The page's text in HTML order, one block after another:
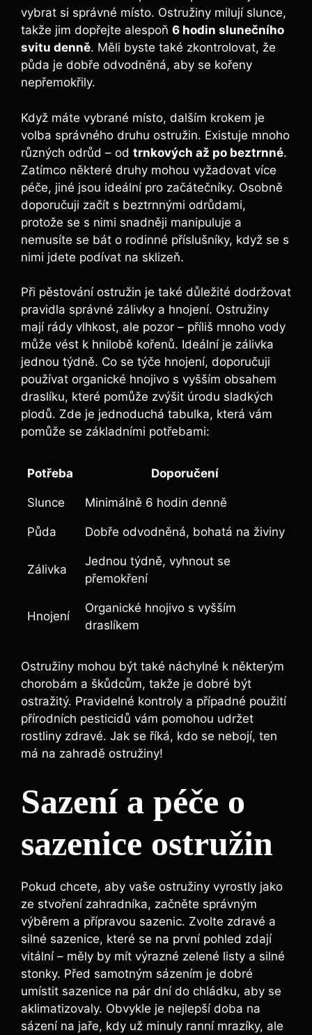
vybrat si správné místo. Ostružiny milují slunce,
takže jim dopřejte alespoň 6 hodin slunečního
svitu denně. Měli byste také zkontrolovat, že
půda je dobře odvodněná, aby se kořeny
nepřemokřily.
Když máte vybrané místo, dalším krokem je
volba správného druhu ostružin. Existuje mnoho
různých odrůd – od trnkových až po beztrnné.
Zatímco některé druhy mohou vyžadovat více
péče, jiné jsou ideální pro začátečníky. Osobně
doporučuji začít s beztrnnými odrůdami,
protože se s nimi snadněji manipuluje a
nemusíte se bát o rodinné příslušníky, když se s
nimi jdete podívat na sklizeň.
Při pěstování ostružin je také důležité dodržovat
pravidla správné zálivky a hnojení. Ostružiny
mají rády vlhkost, ale pozor – příliš mnoho vody
může vést k hnilobě kořenů. Ideální je zálivka
jednou týdně. Co se týče hnojení, doporučuji
používat organické hnojivo s vyšším obsahem
draslíku, které pomůže zvýšit úrodu sladkých
plodů. Zde je jednoduchá tabulka, která vám
pomůže se základními potřebami:
Potřeba Doporučení
Slunce Minimálně 6 hodin denně
Půda Dobře odvodněná, bohatá na živiny
Zálivka
Jednou týdně, vyhnout se
přemokření
Hnojení
Organické hnojivo s vyšším
draslíkem
Ostružiny mohou být také náchylné k některým
chorobám a škůdcům, takže je dobré být
ostražitý. Pravidelné kontroly a případné použití
přírodních pesticidů vám pomohou udržet
rostliny zdravé. Jak se říká, kdo se nebojí, ten
má na zahradě ostružiny!
Sazení a péče o
sazenice ostružin
Pokud chcete, aby vaše ostružiny vyrostly jako
ze stvoření zahradníka, začněte správným
výběrem a přípravou sazenic. Zvolte zdravé a
silné sazenice, které se na první pohled zdají
vitální – měly by mít výrazné zelené listy a silné
stonky. Před samotným sázením je dobré
umístit sazenice na pár dní do chládku, aby se
aklimatizovaly. Obvykle je nejlepší doba na
sázení na jaře, kdy už minuly ranní mrazíky, ale